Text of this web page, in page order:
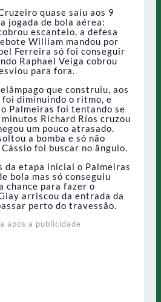
quase saiu aos 9
jogada de bola aérea:
escanteio, a defesa
William mandou por
Ferreira só foi conseguir
Raphael Veiga cobrou
para fora.
que construiu, aos
foi diminuindo o ritmo, e
Palmeiras foi tentando se
Richard Ríos cruzou
um pouco atrasado.
a bomba e só não
foi buscar no ângulo.
da etapa inicial o Palmeiras
bola mas só conseguiu
chance para fazer o
arriscou da entrada da
perto do travessão.
após a publicidade